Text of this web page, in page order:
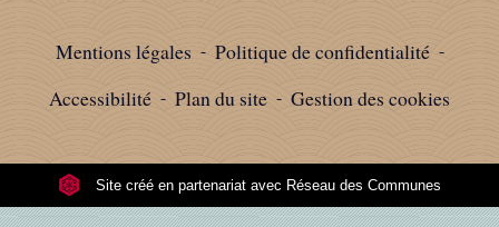
Mentions légales - Politique de confidentialité -
Accessibilité - Plan du site - Gestion des cookies
Site créé en partenariat avec Réseau des Communes